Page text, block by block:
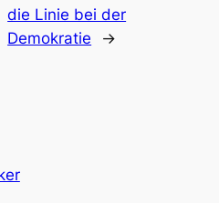
die Linie bei der
Demokratie
→